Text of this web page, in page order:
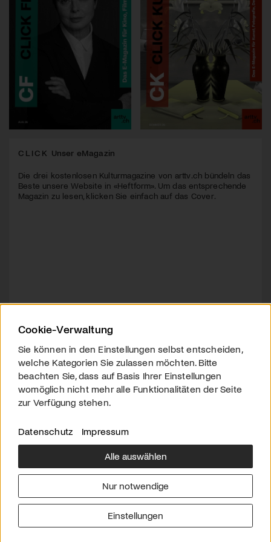
CLICK Unser eMagazin
Die drei kostenlosen Kulturmagazine von arttv.ch bündeln das
Beste unsere Website in «Heftform». Um das entsprechende
Magazin zu lesen, klicken Sie einfach auf das Cover.
Über uns
Downloads
Werben
Impressum
Cookie-Verwaltung
Sie können in den Einstellungen selbst entscheiden,
welche Kategorien Sie zulassen möchten. Bitte
beachten Sie, dass auf Basis Ihrer Einstellungen
womöglich nicht mehr alle Funktionalitäten der Seite
zur Verfügung stehen.
Datenschutz Impressum
Alle auswählen
Nur notwendige
Einstellungen